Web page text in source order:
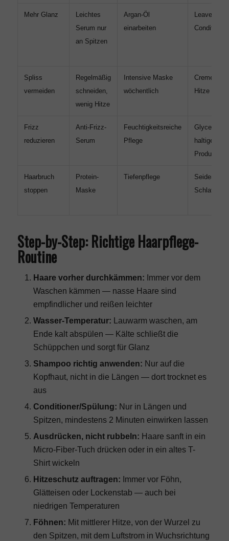
Mehr Glanz
Leichtes
Serum nur
an Spitzen
Argan-Öl
einarbeiten
Leave-In-
Conditioner
Spliss
vermeiden
Regelmäßig
schneiden,
wenig Hitze
Intensive Maske
wöchentlich
Creme statt
Hitze stylen
Frizz
reduzieren
Anti-Frizz-
Serum
Feuchtigkeitsreiche
Pflege
Glycerin-
haltige
Produkte
Haarbruch
stoppen
Protein-
Maske
Tiefenpflege
Seiden-
Schlaftuch
Step-by-Step: Richtige Haarpflege-
Routine
Haare vorher durchkämmen: Immer vor dem
Waschen kämmen — nasse Haare sind
empfindlicher und reißen leichter
Wasser-Temperatur: Lauwarm waschen, am
Ende kalt abspülen — Kälte schließt die
Schüppchen und sorgt für Glanz
Shampoo richtig anwenden: Nur auf die
Kopfhaut, nicht in die Längen — dort trocknet es
aus
Conditioner/Spülung: Nur in Längen und
Spitzen, mindestens 2 Minuten einwirken lassen
Ausdrücken, nicht rubbeln: Haare sanft in ein
Micro-Fiber-Tuch drücken oder in ein altes T-
Shirt wickeln
Hitzeschutz auftragen: Immer vor Föhn,
Glätteisen oder Lockenstab — auch bei
niedrigen Temperaturen
Föhnen: Mit mittlerer Hitze, von der Wurzel zu
den Spitzen, mit dem Luftstrom in Wuchsrichtung